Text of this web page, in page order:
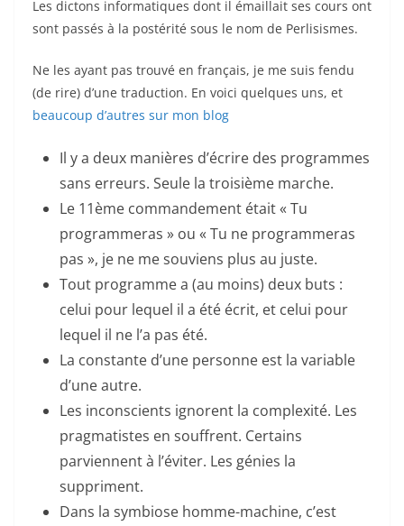
Les dictons informatiques dont il émaillait ses cours ont
sont passés à la postérité sous le nom de Perlisismes.
Ne les ayant pas trouvé en français, je me suis fendu
(de rire) d’une traduction. En voici quelques uns, et
beaucoup d’autres sur mon blog
Il y a deux manières d’écrire des programmes
sans erreurs. Seule la troisième marche.
Le 11ème commandement était « Tu
programmeras » ou « Tu ne programmeras
pas », je ne me souviens plus au juste.
Tout programme a (au moins) deux buts :
celui pour lequel il a été écrit, et celui pour
lequel il ne l’a pas été.
La constante d’une personne est la variable
d’une autre.
Les inconscients ignorent la complexité. Les
pragmatistes en souffrent. Certains
parviennent à l’éviter. Les génies la
suppriment.
Dans la symbiose homme-machine, c’est